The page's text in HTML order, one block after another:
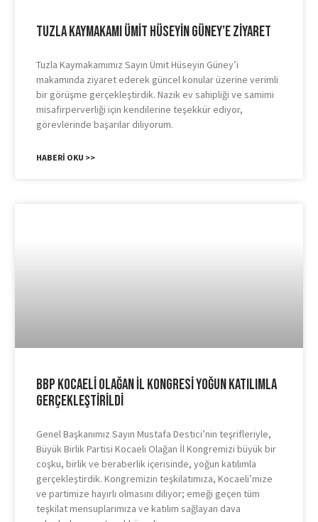
Tuzla Kaymakamı Ümit Hüseyin Güney’e Ziyaret
Tuzla Kaymakamımız Sayın Ümit Hüseyin Güney’i
makamında ziyaret ederek güncel konular üzerine verimli
bir görüşme gerçekleştirdik. Nazik ev sahipliği ve samimi
misafirperverliği için kendilerine teşekkür ediyor,
görevlerinde başarılar diliyorum.
HABERI OKU >>
BBP Kocaeli Olağan İl Kongresi Yoğun Katılımla
Gerçekleştirildi
Genel Başkanımız Sayın Mustafa Destici’nin teşrifleriyle,
Büyük Birlik Partisi Kocaeli Olağan İl Kongremizi büyük bir
coşku, birlik ve beraberlik içerisinde, yoğun katılımla
gerçekleştirdik. Kongremizin teşkilatımıza, Kocaeli’mize
ve partimize hayırlı olmasını diliyor; emeği geçen tüm
teşkilat mensuplarımıza ve katılım sağlayan dava